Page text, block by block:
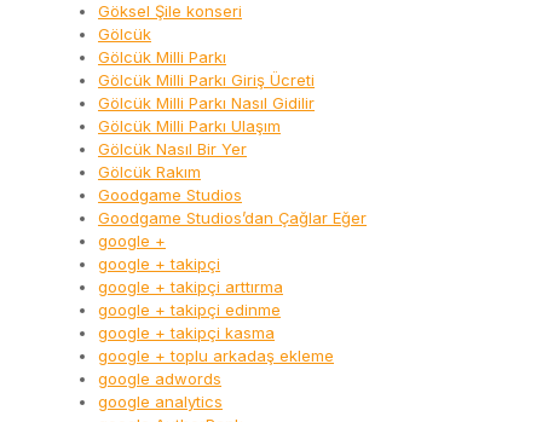
Göksel Şile konseri
Gölcük
Gölcük Milli Parkı
Gölcük Milli Parkı Giriş Ücreti
Gölcük Milli Parkı Nasıl Gidilir
Gölcük Milli Parkı Ulaşım
Gölcük Nasıl Bir Yer
Gölcük Rakım
Goodgame Studios
Goodgame Studios’dan Çağlar Eğer
google +
google + takipçi
google + takipçi arttırma
google + takipçi edinme
google + takipçi kasma
google + toplu arkadaş ekleme
google adwords
google analytics